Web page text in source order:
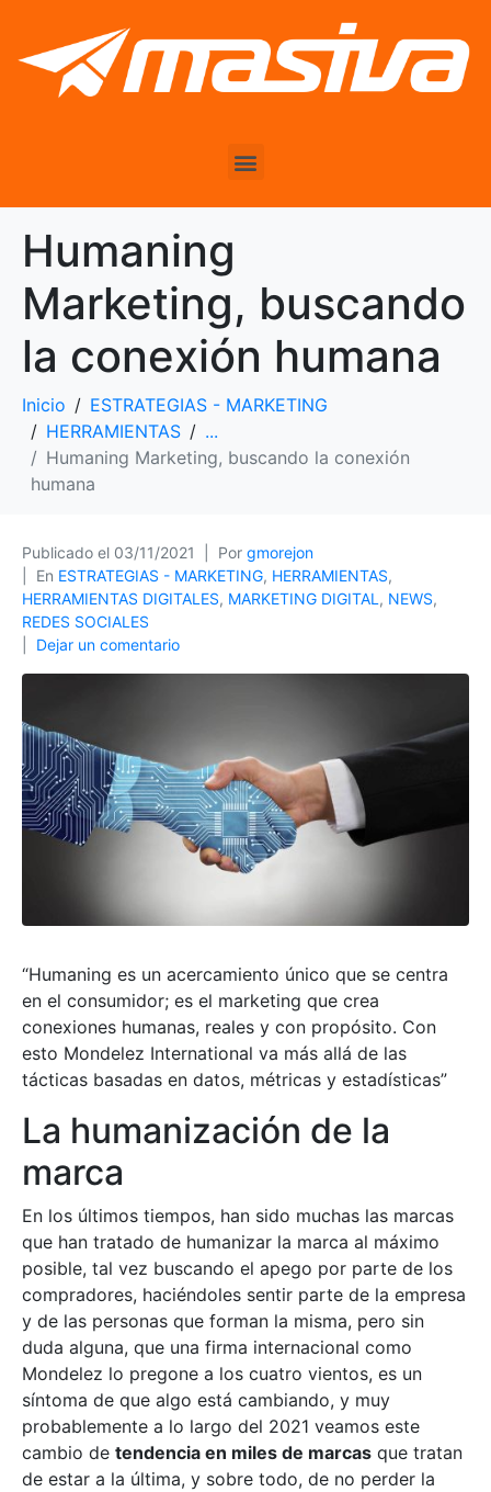
Humaning
Marketing, buscando
la conexión humana
Inicio
ESTRATEGIAS - MARKETING
HERRAMIENTAS
...
Humaning Marketing, buscando la conexión
humana
Publicado el 03/11/2021 Por gmorejon
En ESTRATEGIAS - MARKETING, HERRAMIENTAS,
HERRAMIENTAS DIGITALES, MARKETING DIGITAL, NEWS,
REDES SOCIALES
Dejar un comentario
“Humaning es un acercamiento único que se centra
en el consumidor; es el marketing que crea
conexiones humanas, reales y con propósito. Con
esto Mondelez International va más allá de las
tácticas basadas en datos, métricas y estadísticas”
La humanización de la
marca
En los últimos tiempos, han sido muchas las marcas
que han tratado de humanizar la marca al máximo
posible, tal vez buscando el apego por parte de los
compradores, haciéndoles sentir parte de la empresa
y de las personas que forman la misma, pero sin
duda alguna, que una firma internacional como
Mondelez lo pregone a los cuatro vientos, es un
síntoma de que algo está cambiando, y muy
probablemente a lo largo del 2021 veamos este
cambio de tendencia en miles de marcas que tratan
de estar a la última, y sobre todo, de no perder la